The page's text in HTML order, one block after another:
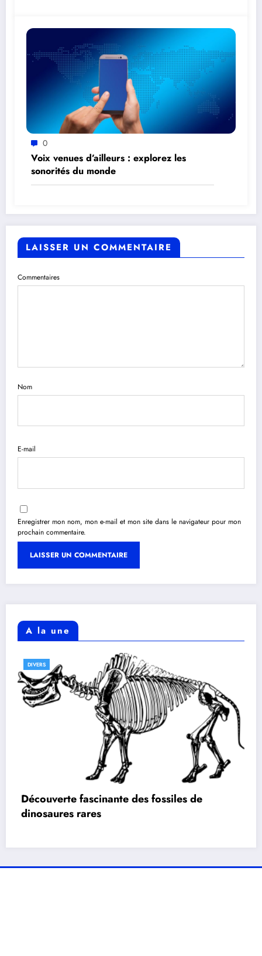
0
Voix venues d’ailleurs : explorez les
sonorités du monde
LAISSER UN COMMENTAIRE
Commentaires
Nom
E-mail
Enregistrer mon nom, mon e-mail et mon site dans le navigateur pour mon
prochain commentaire.
A la une
DIVERS
Découverte fascinante des fossiles de
dinosaures rares